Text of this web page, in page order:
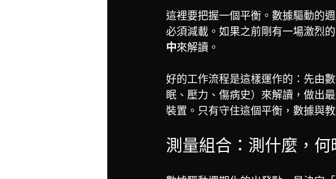
這裡要把握一個平衡。數據驅動的
必須減載。如果之前剛有一場激烈
中來解讀。
好的工作流程是這樣運作的：先由
眠、壓力、傷病史）來解讀，做出
裝置。只有守住這個平衡，數據與
測量組合：測什麼，何